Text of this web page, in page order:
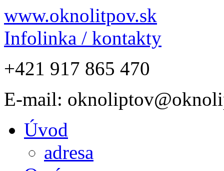
www.oknolitpov.sk
Infolinka / kontakty
+421 917 865 470
E-mail:
Úvod
adresa